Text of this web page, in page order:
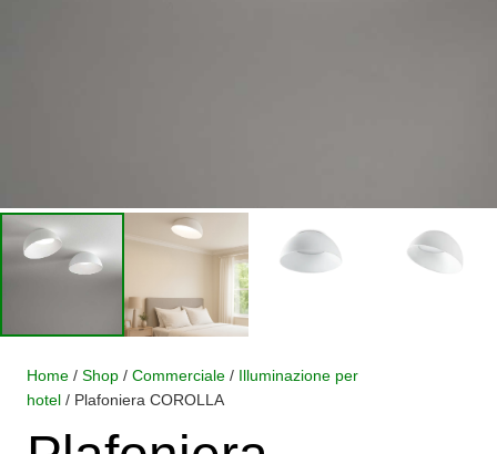
Home / Shop / Commerciale / Illuminazione per
hotel / Plafoniera COROLLA